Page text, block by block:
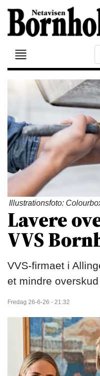
Illustrationsfoto:
Lavere
VVS
VVS-firmaet i
et mindre
Fredag 26-6-26 - 21:32